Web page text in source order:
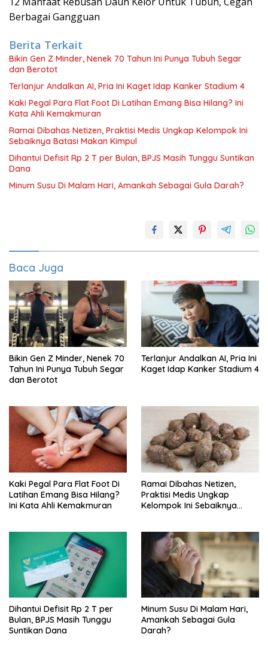
Berbagai Gangguan
Berita Terkait
Bikin Gen Z Minder, Nenek 70 Tahun Ini Punya Tubuh Segar
dan Berotot
Terlanjur Andalkan AI, Pria Ini Kaget Idap Kanker Stadium 4
Kaki Pegal Para Flat Foot Di Latihan Emang Bisa Hilang? Ini
Kata Ahli Kemakmuran
Ramai Dibahas Netizen, Praktisi Medis Ungkap Kelompok Ini
Sebaiknya Batasi Makan Kimpul
Dihantui Defisit Rp 2 T per Bulan, BPJS Masih Tunggu Suntikan
Dana
Minum Susu Di Malam Hari, Amankah Sebagai Gula Darah?
Baca Juga
Bikin Gen Z Minder, Nenek 70
Tahun Ini Punya Tubuh Segar
dan Berotot
Terlanjur Andalkan AI, Pria Ini
Kaget Idap Kanker Stadium 4
Kaki Pegal Para Flat Foot Di
Latihan Emang Bisa Hilang?
Ini Kata Ahli Kemakmuran
Ramai Dibahas Netizen,
Praktisi Medis Ungkap
Kelompok Ini Sebaiknya
Dihantui Defisit Rp 2 T per
Bulan, BPJS Masih Tunggu
Suntikan Dana
Minum Susu Di Malam Hari,
Amankah Sebagai Gula
Darah?